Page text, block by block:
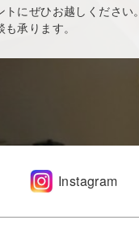
にぜひお越しください。
承ります。
Instagram